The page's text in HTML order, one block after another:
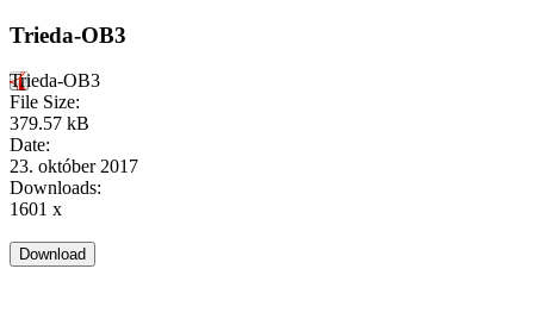
Trieda-OB3
Trieda-OB3
File Size:
379.57 kB
Date:
23. október 2017
Downloads:
1601 x